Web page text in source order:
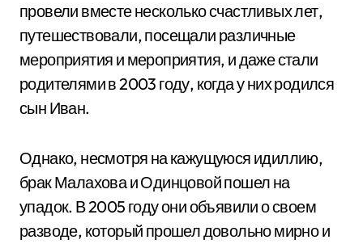
провели вместе несколько счастливых лет,
путешествовали, посещали различные
мероприятия и мероприятия, и даже стали
родителями в 2003 году, когда у них родился
сын Иван.
Однако, несмотря на кажущуюся идиллию,
брак Малахова и Одинцовой пошел на
упадок. В 2005 году они объявили о своем
разводе, который прошел довольно мирно и